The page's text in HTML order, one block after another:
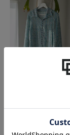
2,475円 55%OFF